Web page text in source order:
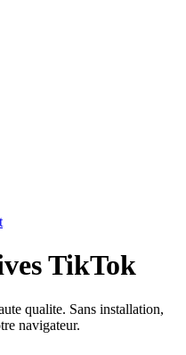
TikTok
qualite. Sans installation,
navigateur.